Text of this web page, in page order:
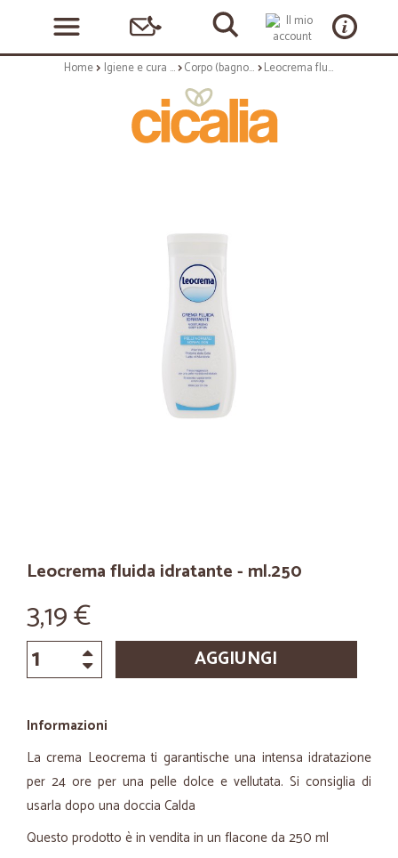
Home Igiene e cura personale Corpo (bagnoschiuma, crema corpo) Leocrema fluida idratante - ml.250
Leocrema fluida idratante - ml.250
3,19 €
AGGIUNGI
Informazioni
La crema Leocrema ti garantische una intensa idratazione
per 24 ore per una pelle dolce e vellutata. Si consiglia di
usarla dopo una doccia Calda
Questo prodotto è in vendita in un flacone da 250 ml